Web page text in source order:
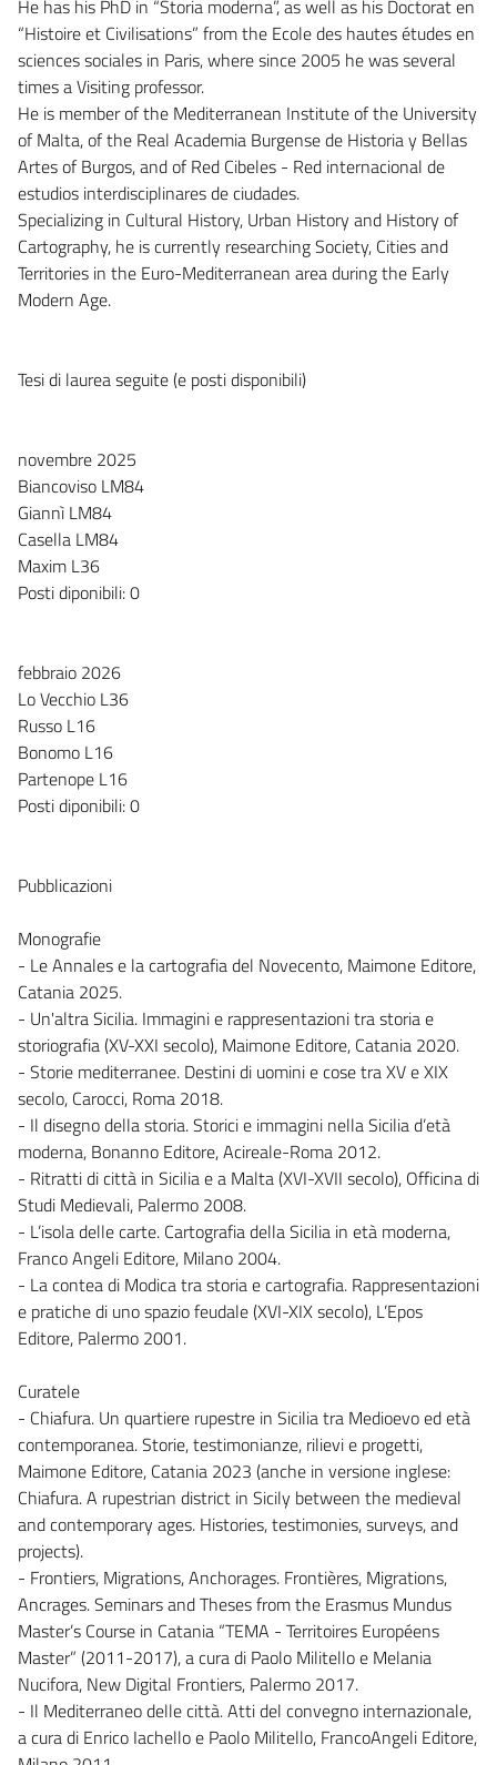
He has his PhD in “Storia moderna”, as well as his Doctorat en
“Histoire et Civilisations” from the Ecole des hautes études en
sciences sociales in Paris, where since 2005 he was several
times a Visiting professor.
He is member of the Mediterranean Institute of the University
of Malta, of the Real Academia Burgense de Historia y Bellas
Artes of Burgos, and of Red Cibeles - Red internacional de
estudios interdisciplinares de ciudades.
Specializing in Cultural History, Urban History and History of
Cartography, he is currently researching Society, Cities and
Territories in the Euro-Mediterranean area during the Early
Modern Age.
Tesi di laurea seguite (e posti disponibili)
novembre 2025
Biancoviso LM84
Giannì LM84
Casella LM84
Maxim L36
Posti diponibili: 0
febbraio 2026
Lo Vecchio L36
Russo L16
Bonomo L16
Partenope L16
Posti diponibili: 0
Pubblicazioni
Monografie
- Le Annales e la cartografia del Novecento, Maimone Editore,
Catania 2025.
- Un'altra Sicilia. Immagini e rappresentazioni tra storia e
storiografia (XV-XXI secolo), Maimone Editore, Catania 2020.
- Storie mediterranee. Destini di uomini e cose tra XV e XIX
secolo, Carocci, Roma 2018.
- Il disegno della storia. Storici e immagini nella Sicilia d’età
moderna, Bonanno Editore, Acireale-Roma 2012.
- Ritratti di città in Sicilia e a Malta (XVI-XVII secolo), Officina di
Studi Medievali, Palermo 2008.
- L’isola delle carte. Cartografia della Sicilia in età moderna,
Franco Angeli Editore, Milano 2004.
- La contea di Modica tra storia e cartografia. Rappresentazioni
e pratiche di uno spazio feudale (XVI-XIX secolo), L’Epos
Editore, Palermo 2001.
Curatele
- Chiafura. Un quartiere rupestre in Sicilia tra Medioevo ed età
contemporanea. Storie, testimonianze, rilievi e progetti,
Maimone Editore, Catania 2023 (anche in versione inglese:
Chiafura. A rupestrian district in Sicily between the medieval
and contemporary ages. Histories, testimonies, surveys, and
projects).
- Frontiers, Migrations, Anchorages. Frontières, Migrations,
Ancrages. Seminars and Theses from the Erasmus Mundus
Master’s Course in Catania “TEMA - Territoires Européens
Master” (2011-2017), a cura di Paolo Militello e Melania
Nucifora, New Digital Frontiers, Palermo 2017.
- Il Mediterraneo delle città. Atti del convegno internazionale,
a cura di Enrico Iachello e Paolo Militello, FrancoAngeli Editore,